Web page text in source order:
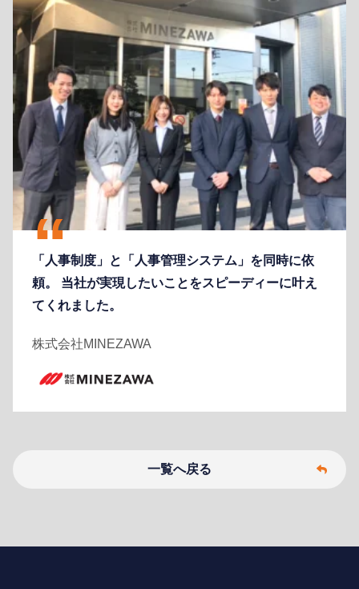
「人事制度」と「人事管理システム」を同時に依
頼。 当社が実現したいことをスピーディーに叶え
てくれました。
株式会社MINEZAWA
一覧へ戻る